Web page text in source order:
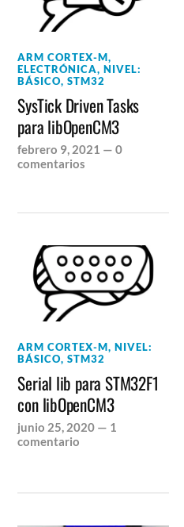
ARM CORTEX-M,
ELECTRÓNICA,NIVEL:
BÁSICO,STM32
SysTick Driven Tasks
para libOpenCM3
febrero 9, 2021 —0
comentarios
ARM CORTEX-M,NIVEL:
BÁSICO,STM32
Serial lib para STM32F1
con libOpenCM3
junio 25, 2020 — 1
comentario